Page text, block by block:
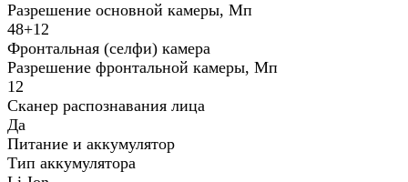
Разрешение основной камеры, Мп
48+12
Фронтальная (селфи) камера
Разрешение фронтальной камеры, Мп
12
Сканер распознавания лица
Да
Питание и аккумулятор
Тип аккумулятора